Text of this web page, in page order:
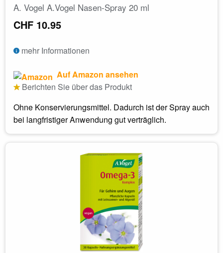
A. Vogel A.Vogel Nasen-Spray 20 ml
CHF 10.95
mehr Informationen
Auf Amazon ansehen
Berichten Sie über das Produkt
Ohne Konservierungsmittel. Dadurch ist der Spray auch
bei langfristiger Anwendung gut verträglich.